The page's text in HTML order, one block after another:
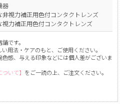
器
非視力補正用色付コンタクトレンズ
視力補正用色付コンタクトレンズ
です。
用法・ケアのもと、ご使用ください。
感、与える印象などには個人差がございま
いて】 をご一読の上、ご注文ください。